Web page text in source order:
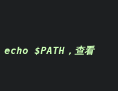
$PATH，查看